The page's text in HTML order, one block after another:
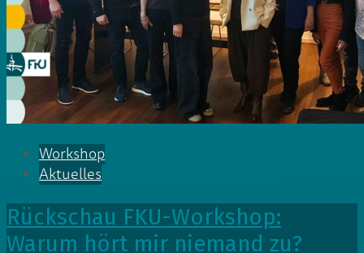
Workshop
Aktuelles
Rückschau FKU-Workshop:
Warum hört mir niemand zu?